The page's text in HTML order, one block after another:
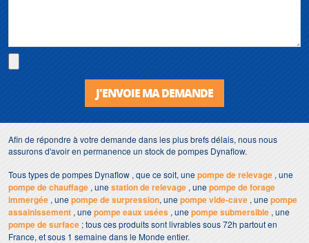
J'ENVOIE MA DEMANDE
Afin de répondre à votre demande dans les plus brefs délais, nous nous
assurons d'avoir en permanence un stock de pompes Dynaflow.
Tous types de pompes Dynaflow , que ce soit, unepompe de relevage , une
pompe de chauffage , unestation de relevage , unepompe de forage
immergée , unepompe de surpression, unepompe vide-cave , unepompe
assainissement , unepompe eaux usées , unepompe submersible , une
pompe de surface ; tous ces produits sont livrables sous 72h partout en
France, et sous 1 semaine dans le Monde entier.